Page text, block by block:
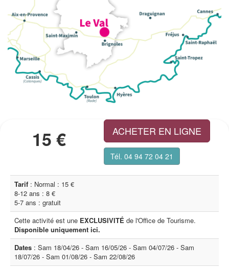
15 € ACHETER EN LIGNE
Tél. 04 94 72 04 21
Tarif : Normal : 15 €
8-12 ans : 8 €
5-7 ans : gratuit
Cette activité est une EXCLUSIVITÉ de l'Office de Tourisme.
Disponible uniquement ici.
Dates : Sam 18/04/26 - Sam 16/05/26 - Sam 04/07/26 - Sam
18/07/26 - Sam 01/08/26 - Sam 22/08/26